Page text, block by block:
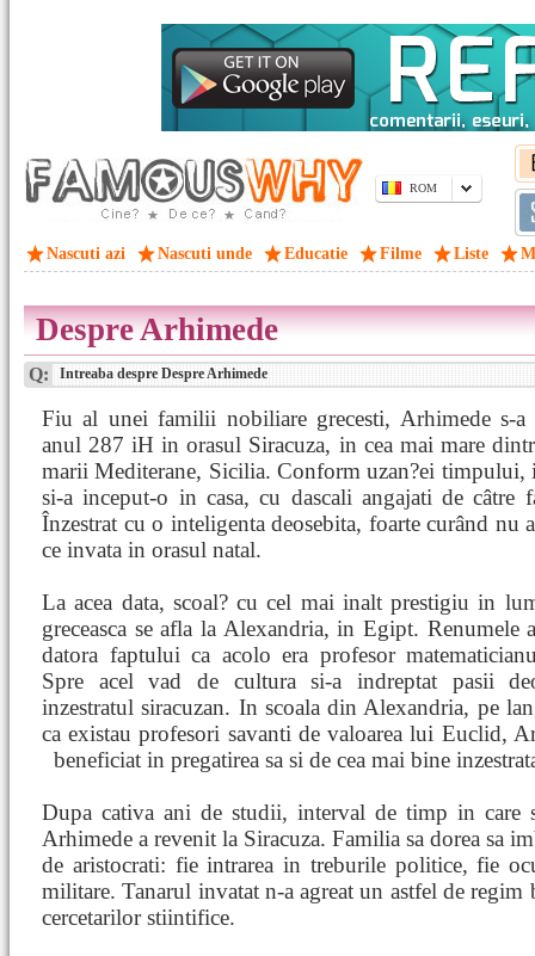
ROM
Nascuti azi Nascuti unde Educatie Filme Liste
Despre Arhimede
Q: Intreaba despre Despre Arhimede
Fiu al unei familii nobiliare grecesti, Arhimede s-a
anul 287 iH in orasul Siracuza, in cea mai mare
marii Mediterane, Sicilia. Conform uzan?ei timpului,
si-a inceput-o in casa, cu dascali angajati de câtre
Înzestrat cu o inteligenta deosebita, foarte curând nu
ce invata in orasul natal.
La acea data, scoal? cu cel mai inalt prestigiu in
greceasca se afla la Alexandria, in Egipt. Renumele
datora faptului ca acolo era profesor
Spre acel vad de cultura si-a indreptat pasii
inzestratul siracuzan. In scoala din Alexandria, pe
ca existau profesori savanti de valoarea lui Euclid,
beneficiat in pregatirea sa si de cea mai bine
Dupa cativa ani de studii, interval de timp in care
Arhimede a revenit la Siracuza. Familia sa dorea sa
de aristocrati: fie intrarea in treburile politice, fie
militare. Tanarul invatat n-a agreat un astfel de regim
cercetarilor stiintifice.